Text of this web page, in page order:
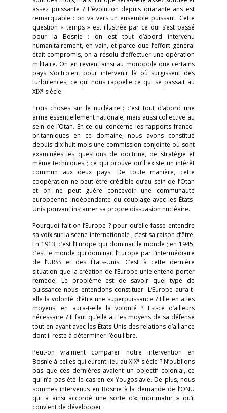
assez puissante ? L’évolution depuis quarante ans est
remarquable : on va vers un ensemble puissant. Cette
question « temps » est illustrée par ce qui s’est passé
pour la Bosnie : on est tout d’abord intervenu
humanitairement, en vain, et parce que l’effort général
était compromis, on a résolu d’effectuer une opération
militaire. On en revient ainsi au monopole que certains
pays s’octroient pour intervenir là où surgissent des
turbulences, ce qui nous rappelle ce qui se passait au
XIXe siècle.
Trois choses sur le nucléaire : c’est tout d’abord une
arme essentiellement nationale, mais aussi collective au
sein de l’Otan. En ce qui concerne les rapports franco-
britanniques en ce domaine, nous avons constitué
depuis dix-huit mois une commission conjointe où sont
examinées les questions de doctrine, de stratégie et
même techniques ; ce qui prouve qu’il existe un intérêt
commun aux deux pays. De toute manière, cette
coopération ne peut être crédible qu’au sein de l’Otan
et on ne peut guère concevoir une communauté
européenne indépendante du couplage avec les États-
Unis pouvant instaurer sa propre dissuasion nucléaire.
Pourquoi fait-on l’Europe ? pour qu’elle fasse entendre
sa voix sur la scène internationale ; c’est sa raison d’être.
En 1913, c’est l’Europe qui dominait le monde ; en 1945,
c’est le monde qui dominait l’Europe par l’intermédiaire
de l’URSS et des États-Unis. C’est à cette dernière
situation que la création de l’Europe unie entend porter
remède. Le problème est de savoir quel type de
puissance nous entendons constituer. L’Europe aura-t-
elle la volonté d’être une superpuissance ? Elle en a les
moyens, en aura-t-elle la volonté ? Est-ce d’ailleurs
nécessaire ? Il faut qu’elle ait les moyens de sa défense
tout en ayant avec les États-Unis des relations d’alliance
dont il reste à déterminer l’équilibre.
Peut-on vraiment comparer notre intervention en
Bosnie à celles qui eurent lieu au XIXe siècle ? N’oublions
pas que ces dernières avaient un objectif colonial, ce
qui n’a pas été le cas en ex-Yougoslavie. De plus, nous
sommes intervenus en Bosnie à la demande de l’ONU
qui a ainsi accordé une sorte d’« imprimatur » qu’il
convient de développer.